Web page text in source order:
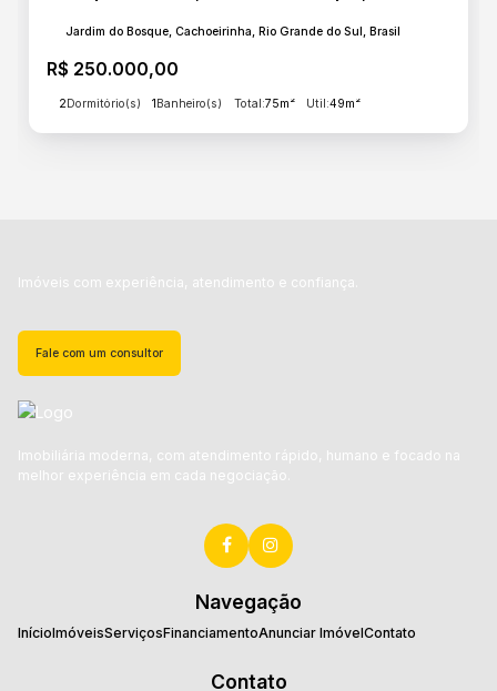
R$ 250.000,00
Jardim do Bosque, Cachoeirinha, Rio Grande do Sul, Brasil
2Dormitório(s) 1Banheiro(s) Total:75m² Útil:49m²
Imóveis com experiência, atendimento e confiança.
Fale com um consultor
Imobiliária moderna, com atendimento rápido, humano e focado na
melhor experiência em cada negociação.
Navegação
InícioImóveisServiçosFinanciamentoAnunciar ImóvelContato
Contato